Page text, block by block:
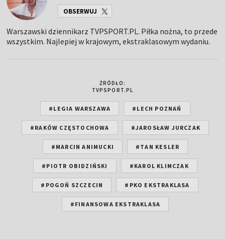
OBSERWUJ
Warszawski dziennikarz TVPSPORT.PL. Piłka nożna, to przede
wszystkim. Najlepiej w krajowym, ekstraklasowym wydaniu.
ŹRÓDŁO:
TVPSPORT.PL
#LEGIA WARSZAWA #LECH POZNAŃ
#RAKÓW CZĘSTOCHOWA #JAROSŁAW JURCZAK
#MARCIN ANIMUCKI #TAN KESLER
#PIOTR OBIDZIŃSKI #KAROL KLIMCZAK
#POGOŃ SZCZECIN #PKO EKSTRAKLASA
#FINANSOWA EKSTRAKLASA